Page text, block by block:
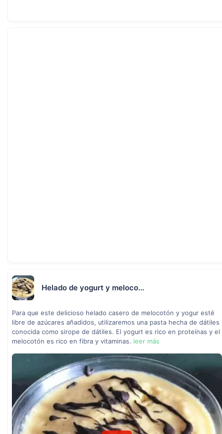
Helado de yogurt y meloco...
Para que este delicioso helado casero de melocotón y yogur esté
libre de azúcares añadidos, utilizaremos una pasta hecha de dátiles
conocida como sirope de dátiles. El yogurt es rico en proteínas y el
melocotón es rico en fibra y vitaminas. leer más